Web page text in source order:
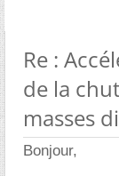
Re :
de la
masses
Bonjour,